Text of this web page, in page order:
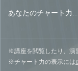
あなたのチャート力…
※講座を閲覧したり、演
※チャート力の表示には